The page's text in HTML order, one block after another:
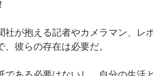
が抱える記者やカメラマン、レ
彼らの存在は必要だ。